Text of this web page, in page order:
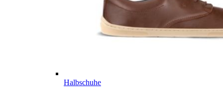
Halbschuhe